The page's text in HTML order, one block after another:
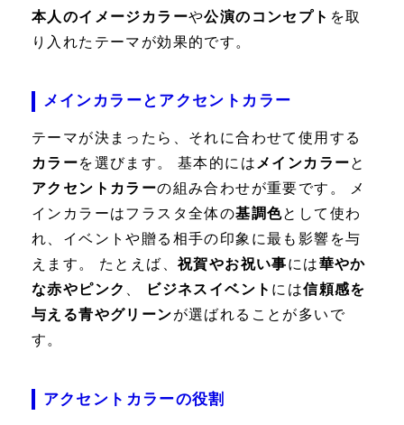
本人のイメージカラーや公演のコンセプト を取
り入れたテーマが効果的です。
メインカラーとアクセントカラー
テーマが決まったら、それに合わせて使用する
カラーを選びます。 基本的には メインカラーと
アクセントカラーの組み合わせが重要です。 メ
インカラーはフラスタ全体の基調色として使わ
れ、イベントや贈る相手の印象に最も影響を与
えます。 たとえば、祝賀やお祝い事には華やか
な赤やピンク
ビジネスイベント には信頼感を
与える青やグリーンが選ばれることが多いで
す。
アクセントカラーの役割